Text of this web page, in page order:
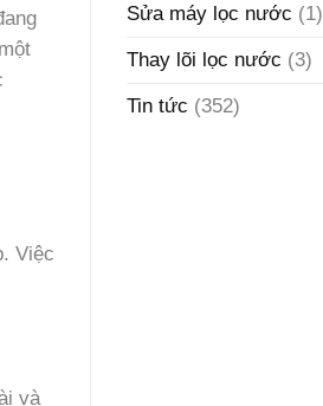
Việc
và
Sửa máy lọc nước (1)
Thay lõi lọc nước (3)
Tin tức (352)